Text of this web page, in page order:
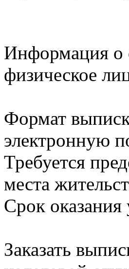
Информация о
физическое
Формат
электронную
Требуется
места
Срок оказания
Заказать